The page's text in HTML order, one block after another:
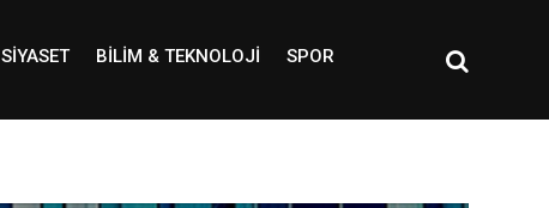
SIYASET BILIM & TEKNOLOJI SPOR